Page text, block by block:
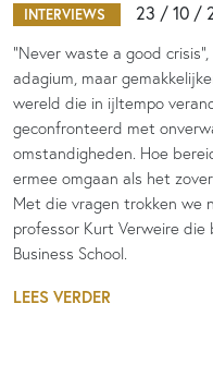
INTERVIEWS 23 / 10 /
“Never waste a good
adagium, maar
wereld die in ijltempo
geconfronteerd met
omstandigheden. Hoe
ermee omgaan als het
Met die vragen trokken we
professor Kurt Verweire
Business School.
LEES VERDER